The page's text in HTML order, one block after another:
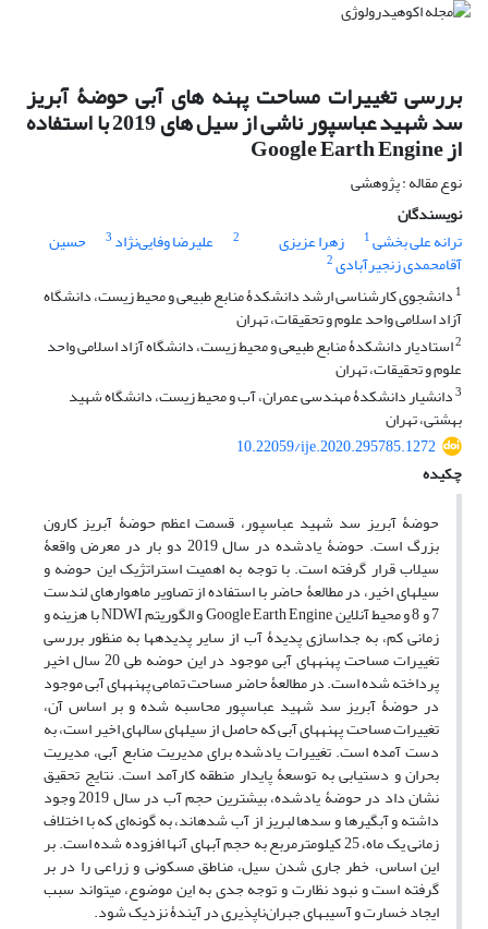
بررسی تغییرات مساحت پهنه های آبی حوضۀ آبریز
سد شهید عباسپور ناشی از سیل های 2019 با استفاده
از Google Earth Engine
نوع مقاله : پژوهشی
نویسندگان
ترانه علی بخشی1 زهرا عزیزی 2 علیرضا وفایی‌نژاد 3 حسین
آقامحمدی زنجیرآبادی2
1 دانشجوی کارشناسی ارشد دانشکدۀ منابع طبیعی و محیط زیست، دانشگاه
آزاد اسلامی واحد علوم و تحقیقات، تهران
2استادیار دانشکدۀ منابع طبیعی و محیط زیست، دانشگاه آزاد اسلامی واحد
علوم و تحقیقات، تهران
3دانشیار دانشکدۀ مهندسی عمران، آب و محیط زیست، دانشگاه شهید
بهشتی، تهران
10.22059/ije.2020.295785.1272
چکیده
حوضۀ آبریز سد شهید عباسپور، قسمت اعظم حوضۀ آبریز کارون
بزرگ است. حوضۀ یادشده در سال 2019 دو بار در معرض واقعۀ
سیلاب قرار گرفته است. با توجه به اهمیت استراتژیک این حوضه و
سیل‏های اخیر، در مطالعۀ حاضر با استفاده از تصاویر ماهواره‏ای لندست
7 و 8 و محیط آنلاین Google Earth Engine و الگوریتم NDWI با هزینه و
زمانی کم، به جداسازی پدیدۀ آب از سایر پدیده‏ها به منظور بررسی
تغییرات مساحت پهنه‏های آبی موجود در این حوضه طی 20 سال اخیر
پرداخته شده است. در ‌مطالعۀ حاضر مساحت تمامی پهنه‏های آبی موجود
در حوضۀ آبریز سد شهید عباسپور محاسبه شده و بر اساس آن،
تغییرات مساحت پهنه‏های آبی که حاصل از سیل‏های سال‏های اخیر است، به
دست آمده است. تغییرات یادشده برای مدیریت منابع آبی، مدیریت
بحران و دستیابی به توسعۀ پایدار منطقه کارآمد است. نتایج تحقیق
نشان داد در حوضۀ یادشده، بیشترین حجم آب در سال 2019 وجود
داشته و آبگیرها و سدها لبریز از آب شده‏اند، به گونه‌ای که با اختلاف
زمانی یک ماه، 25 کیلومترمربع به حجم آب‏های آنها افزوده شده است. بر
این اساس، خطر جاری شدن سیل، مناطق مسکونی و زراعی را در بر
گرفته است و نبود نظارت و توجه جدی به این موضوع، می‏تواند سبب
ایجاد خسارت و آسیب‏های جبران‌ناپذیری در آیندۀ نزدیک شود.